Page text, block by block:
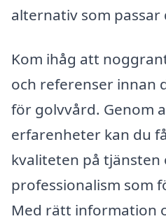
alternativ som passar
Kom ihåg att
och referenser innan
för golvvård. Genom
erfarenheter kan du
kvaliteten på tjänsten
professionalism som
Med rätt information